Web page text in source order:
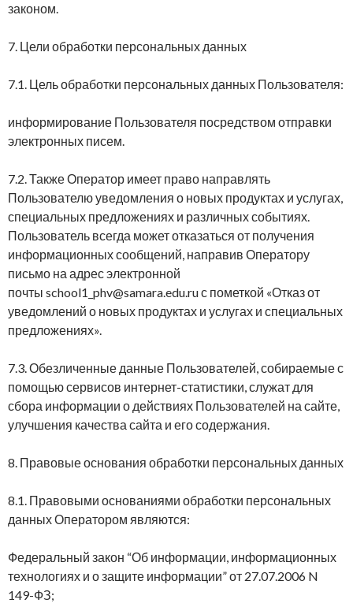
законом.
7. Цели обработки персональных данных
7.1. Цель обработки персональных данных Пользователя:
информирование Пользователя посредством отправки
электронных писем.
7.2. Также Оператор имеет право направлять
Пользователю уведомления о новых продуктах и услугах,
специальных предложениях и различных событиях.
Пользователь всегда может отказаться от получения
информационных сообщений, направив Оператору
письмо на адрес электронной
почты school1_phv@samara.edu.ru с пометкой «Отказ от
уведомлений о новых продуктах и услугах и специальных
предложениях».
7.3. Обезличенные данные Пользователей, собираемые с
помощью сервисов интернет-статистики, служат для
сбора информации о действиях Пользователей на сайте,
улучшения качества сайта и его содержания.
8. Правовые основания обработки персональных данных
8.1. Правовыми основаниями обработки персональных
данных Оператором являются:
Федеральный закон “Об информации, информационных
технологиях и о защите информации” от 27.07.2006 N
149-ФЗ;